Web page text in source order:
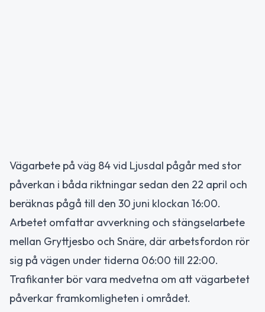
Vägarbete på väg 84 vid Ljusdal pågår med stor
påverkan i båda riktningar sedan den 22 april och
beräknas pågå till den 30 juni klockan 16:00.
Arbetet omfattar avverkning och stängselarbete
mellan Gryttjesbo och Snäre, där arbetsfordon rör
sig på vägen under tiderna 06:00 till 22:00.
Trafikanter bör vara medvetna om att vägarbetet
påverkar framkomligheten i området.